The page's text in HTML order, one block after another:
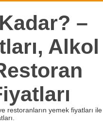
–
Alkol
restoranların yemek fiyatları ile